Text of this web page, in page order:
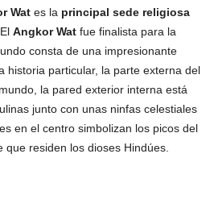
Wat es la principal sede religiosa
Angkor Wat fue finalista para la
consta de una impresionante
historia particular, la parte externa del
la pared exterior interna está
junto con unas ninfas celestiales
en el centro simbolizan los picos del
residen los dioses Hindúes.